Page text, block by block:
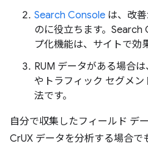
Search Console は、改
のに役立ちます。Search
プ化機能は、サイトで効
RUM データがある場合
やトラフィック セグメ
法です。
自分で収集したフィールド デ
CrUX データを分析する場合で